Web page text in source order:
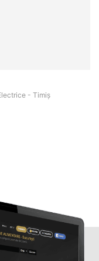
- Timiş